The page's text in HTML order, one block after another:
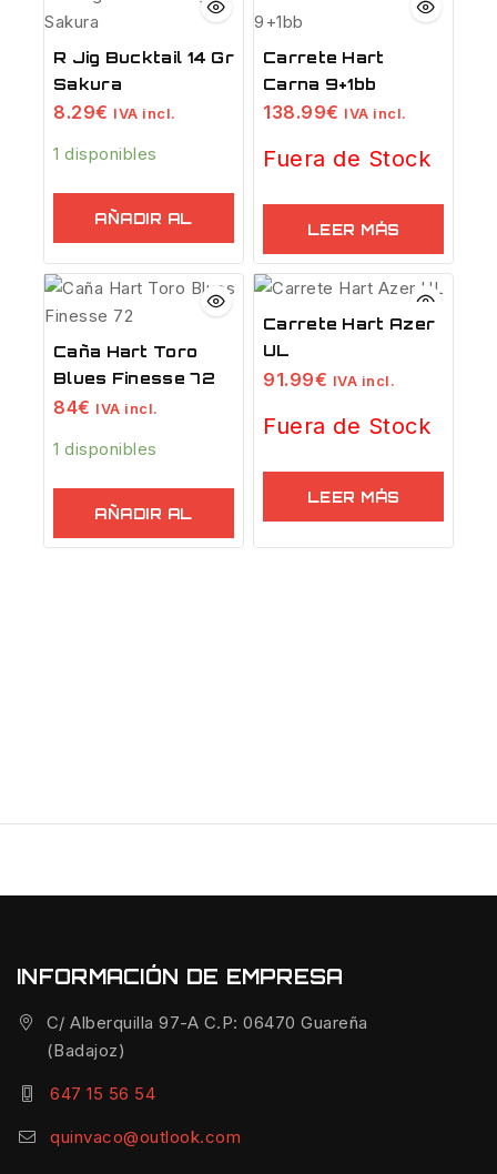
R Jig Bucktail 14 Gr
Sakura
8.29€ IVA incl.
1 disponibles
AÑADIR AL
CARRITO
Carrete Hart
Carna 9+1bb
138.99€ IVA incl.
Fuera de Stock
LEER MÁS
Caña Hart Toro
Blues Finesse 72
84€ IVA incl.
1 disponibles
AÑADIR AL
CARRITO
Carrete Hart Azer
UL
91.99€ IVA incl.
Fuera de Stock
LEER MÁS
INFORMACIÓN DE EMPRESA
C/ Alberquilla 97-A C.P: 06470 Guareña
(Badajoz)
647 15 56 54
quinvaco@outlook.com